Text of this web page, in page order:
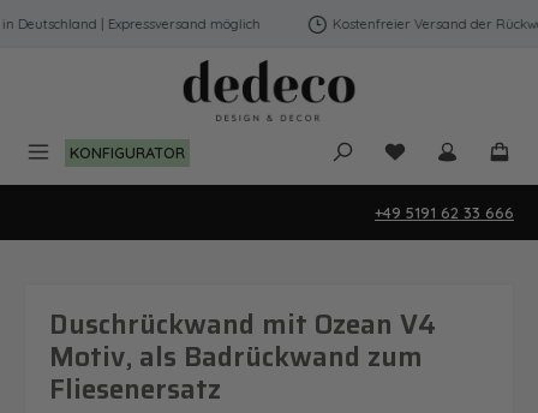
Zum Hauptinhalt springen
| Expressversand möglich Kostenfreier Versand der
KONFIGURATOR Du hast 0
+49 5191 62 33 666
Duschrückwand mit Ozean V4
Motiv, als Badrückwand zum
Fliesenersatz